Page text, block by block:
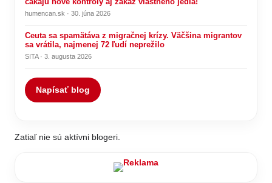
humencan.sk · 30. júna 2026
Ceuta sa spamätáva z migračnej krízy. Väčšina migrantov
sa vrátila, najmenej 72 ľudí neprežilo
SITA · 3. augusta 2026
Napísať blog
Zatiaľ nie sú aktívni blogeri.